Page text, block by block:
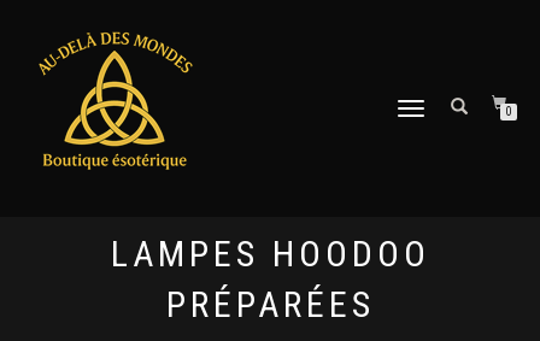
DÉPLIER
0
LAMPES HOODOO
PRÉPARÉES